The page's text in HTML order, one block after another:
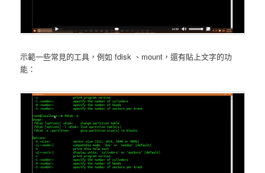
示範一些常見的工具，例如 fdisk 、mount，還有貼上文字的功
能：